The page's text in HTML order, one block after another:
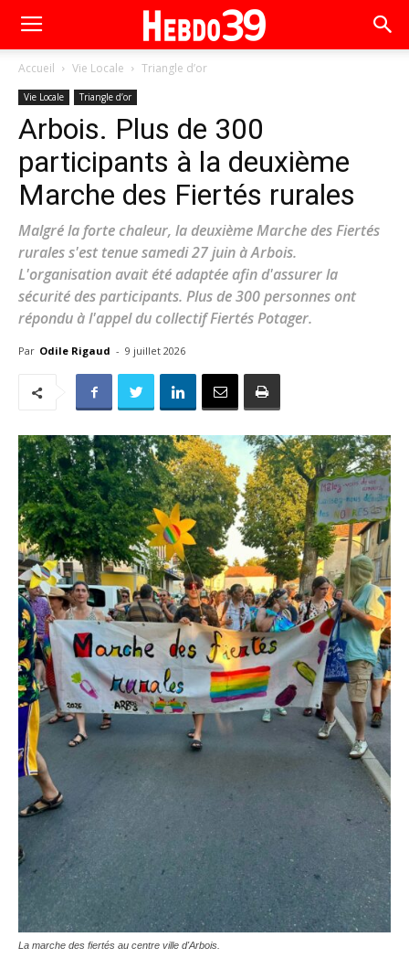
Accueil Vie Locale Triangle d’or
Vie Locale Triangle d’or
Arbois. Plus de 300
participants à la deuxième
Marche des Fiertés rurales
Malgré la forte chaleur, la deuxième Marche des Fiertés
rurales s'est tenue samedi 27 juin à Arbois.
L'organisation avait été adaptée afin d'assurer la
sécurité des participants. Plus de 300 personnes ont
répondu à l'appel du collectif Fiertés Potager.
Par Odile Rigaud - 9 juillet 2026
La marche des fiertés au centre ville d'Arbois.